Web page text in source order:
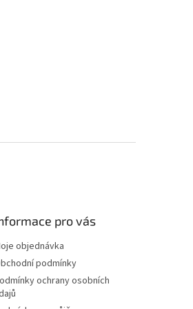
pro vás
objednávka
podmínky
ochrany osobních